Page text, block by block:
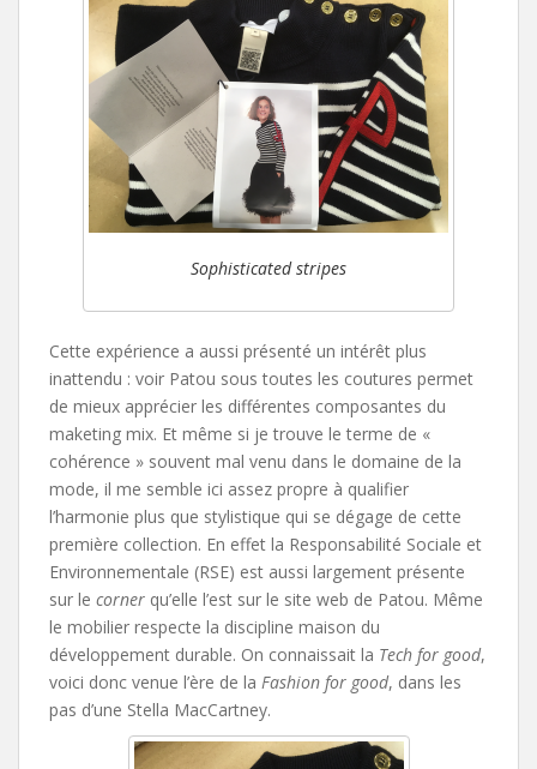
Sophisticated stripes
Cette expérience a aussi présenté un intérêt plus
inattendu : voir Patou sous toutes les coutures permet
de mieux apprécier les différentes composantes du
maketing mix. Et même si je trouve le terme de «
cohérence » souvent mal venu dans le domaine de la
mode, il me semble ici assez propre à qualifier
l’harmonie plus que stylistique qui se dégage de cette
première collection. En effet la Responsabilité Sociale et
Environnementale (RSE) est aussi largement présente
sur le corner qu’elle l’est sur le site web de Patou. Même
le mobilier respecte la discipline maison du
développement durable. On connaissait la Tech for good,
voici donc venue l’ère de la Fashion for good, dans les
pas d’une Stella MacCartney.